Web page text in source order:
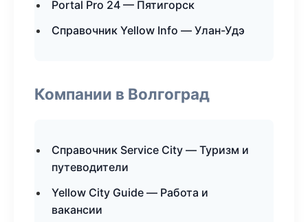
Portal Pro 24 — Пятигорск
Справочник Yellow Info — Улан-Удэ
Компании в Волгоград
Справочник Service City — Туризм и
путеводители
Yellow City Guide — Работа и
вакансии